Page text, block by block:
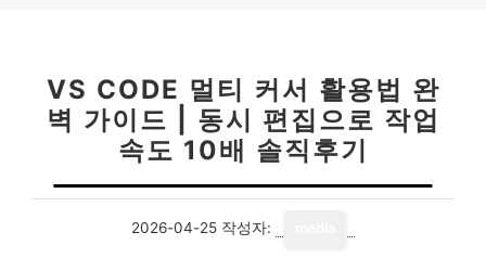
VS CODE 멀티 커서 활용법 완
벽 가이드 | 동시 편집으로 작업
속도 10배 솔직후기
2026-04-25 작성자: